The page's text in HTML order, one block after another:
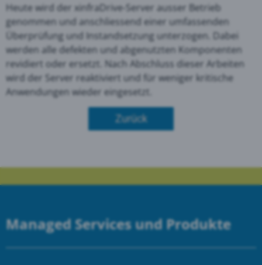
Heute wird der xinfraDrive-Server ausser Betrieb
genommen und anschliessend einer umfassenden
Überprüfung und Instandsetzung unterzogen. Dabei
werden alle defekten und abgenutzten Komponenten
revidiert oder ersetzt. Nach Abschluss dieser Arbeiten
wird der Server reaktiviert und für weniger kritische
Anwendungen wieder eingesetzt.
Zurück
Managed Services und Produkte